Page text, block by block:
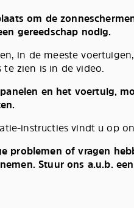
om de
gereedschap nodig.
in de meeste
zien is in de video.
en het voertuig,
instructies vindt u op
problemen of vragen
Stuur ons a.u.b.